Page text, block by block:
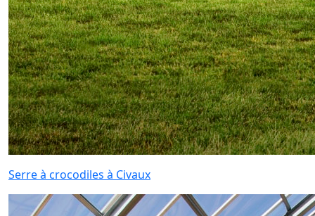
Serre à crocodiles à Civaux